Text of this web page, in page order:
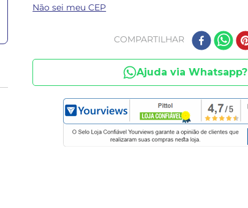
Não sei meu CEP
COMPARTILHAR
Ajuda via Whatsapp?